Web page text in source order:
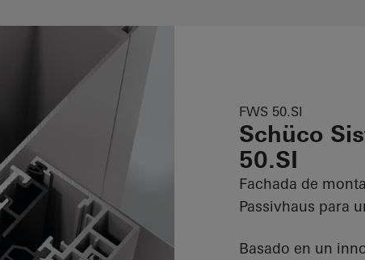
FWS 50.SI
Schüco
50.SI
Fachada de
Passivhaus para
Basado en un